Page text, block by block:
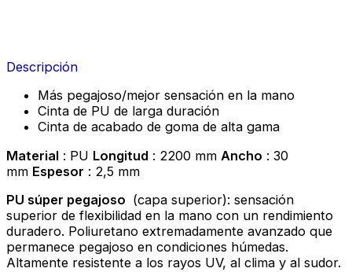
Descripción
Más pegajoso/mejor sensación en la mano
Cinta de PU de larga duración
Cinta de acabado de goma de alta gama
Material : PU Longitud : 2200 mm Ancho : 30
mm Espesor : 2,5 mm
PU súper pegajoso (capa superior): sensación
superior de flexibilidad en la mano con un rendimiento
duradero. Poliuretano extremadamente avanzado que
permanece pegajoso en condiciones húmedas.
Altamente resistente a los rayos UV, al clima y al sudor.